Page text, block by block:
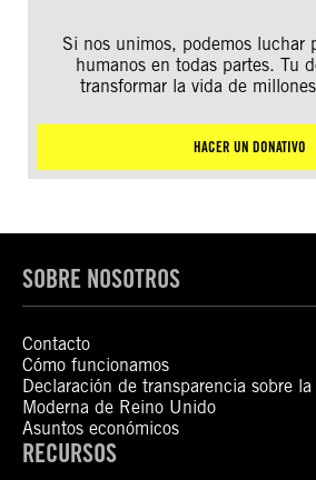
Si nos unimos, podemos luchar
humanos en todas partes. Tu
transformar la vida de
HACER UN DONATIVO
SOBRE NOSOTROS
Contacto
Cómo funcionamos
Declaración de transparencia sobre
Moderna de Reino Unido
Asuntos económicos
RECURSOS